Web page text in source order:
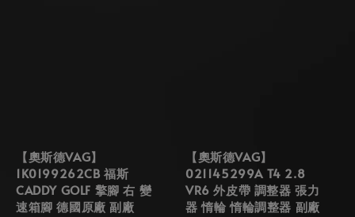
【奧斯德VAG】
1K0199262CB 福斯
CADDY GOLF 擎腳 右 變
速箱腳 德國原廠 副廠
【奧斯德VAG】
021145299A T4 2.8
VR6 外皮帶 調整器 張力
器 惰輪 惰輪調整器 副廠